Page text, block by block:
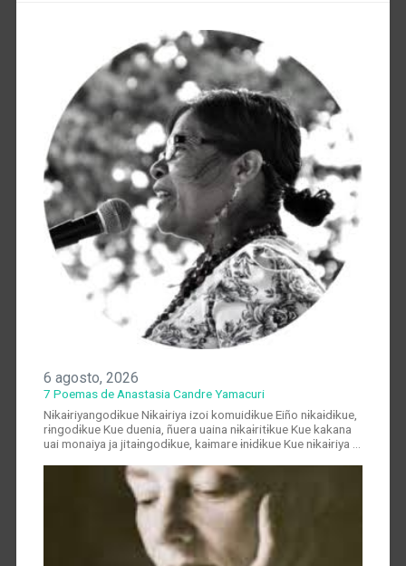
6 agosto, 2026
7 Poemas de Anastasia Candre Yamacuri
Nɨkaɨriyangodɨkue Nɨkaɨriya izoi komuidɨkue Eiño nɨkaɨdɨkue,
rɨngodɨkue Kue duenia, ñuera uaina nɨkaɨritɨkue Kue kakana
uai monaiya ja jitaɨngodɨkue, kaɨmare ɨnɨdɨkue Kue nɨkaɨriya …